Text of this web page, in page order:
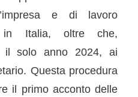
e di lavoro
in Italia, oltre che,
il solo anno 2024, ai
Questa procedura
il primo acconto delle